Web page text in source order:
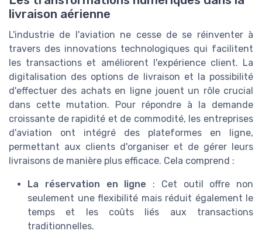
livraison aérienne
L'industrie de l'aviation ne cesse de se réinventer à
travers des innovations technologiques qui facilitent
les transactions et améliorent l'expérience client. La
digitalisation des options de livraison et la possibilité
d'effectuer des achats en ligne jouent un rôle crucial
dans cette mutation. Pour répondre à la demande
croissante de rapidité et de commodité, les entreprises
d'aviation ont intégré des plateformes en ligne,
permettant aux clients d'organiser et de gérer leurs
livraisons de manière plus efficace. Cela comprend :
La réservation en ligne : Cet outil offre non
seulement une flexibilité mais réduit également le
temps et les coûts liés aux transactions
traditionnelles.